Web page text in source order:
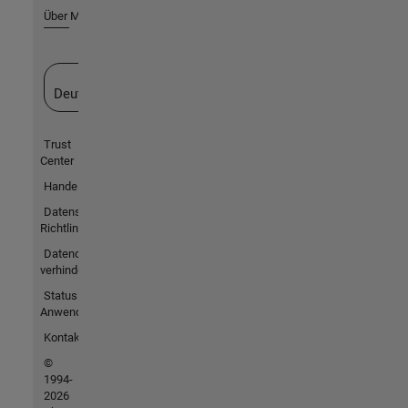
Über MathWorks
Deutschland
Trust
Center
Handelsmarken
Datenschutz-
Richtlinien
Datendiebstahl
verhindern
Status von
Anwendungen
Kontakt
©
1994-
2026